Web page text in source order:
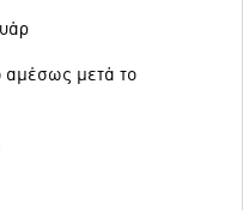
αμέσως μετά το